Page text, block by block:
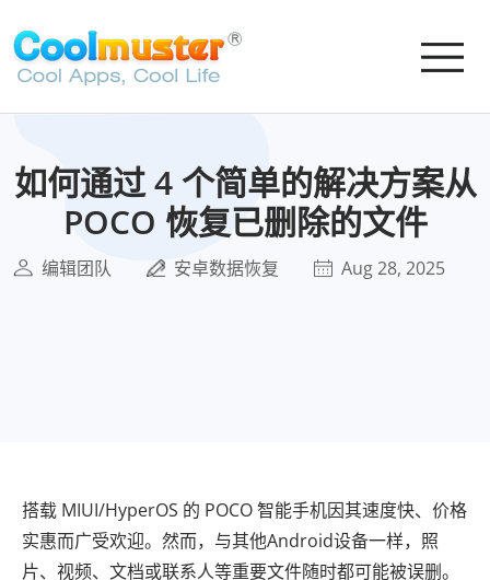
如何通过 4 个简单的解决方案从
POCO 恢复已删除的文件
编辑团队 安卓数据恢复 Aug 28, 2025
搭载 MIUI/HyperOS 的 POCO 智能手机因其速度快、价格
实惠而广受欢迎。然而，与其他Android设备一样，照
片、视频、文档或联系人等重要文件随时都可能被误删。